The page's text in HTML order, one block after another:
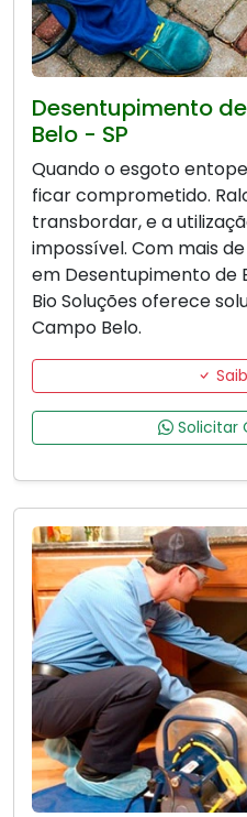
Desentupimento
Belo - SP
Quando o esgoto
ficar comprometido.
transbordar, e a
impossível. Com mais
em Desentupimento de
Bio Soluções oferece
Campo Belo.
Solicitar